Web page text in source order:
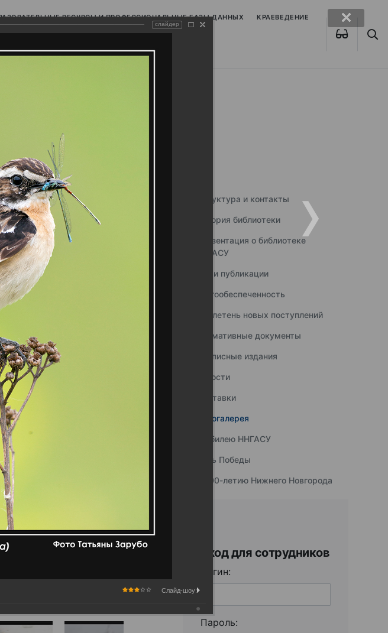
РЕСУРСЫ И ПРОФЕССИОНАЛЬНЫЕ БАЗЫ ДАННЫХ КРАЕВЕДЕНИЕ
Структура и контакты
История библиотеки
Презентация о библиотеке
ННГАСУ
Наши публикации
Книгообеспеченность
Бюллетень новых поступлений
Нормативные документы
Подписные издания
Новости
Выставки
Фотогалерея
К юбилею ННГАСУ
День Победы
К 800-летию Нижнего Новгорода
Вход для сотрудников
Логин:
Пароль:
слайдер
Слайд-шоу: